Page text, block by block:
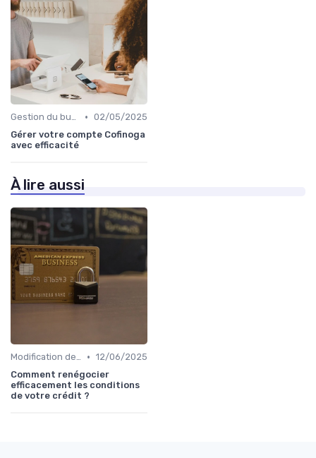
Gestion du budget • 02/05/2025
Gérer votre compte Cofinoga
avec efficacité
À lire aussi
Modification des conditions de crédit • 12/06/2025
Comment renégocier
efficacement les conditions
de votre crédit ?